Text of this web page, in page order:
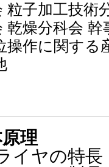
粒子加工技術
乾燥分科会 幹
操作に関する
理
イヤの特長